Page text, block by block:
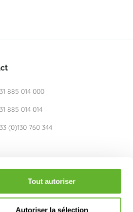
Tout autoriser
Autoriser la sélection
885 014 000
885 014 014
(0)130 760 344